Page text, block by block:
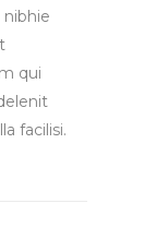
qui
facilisi.